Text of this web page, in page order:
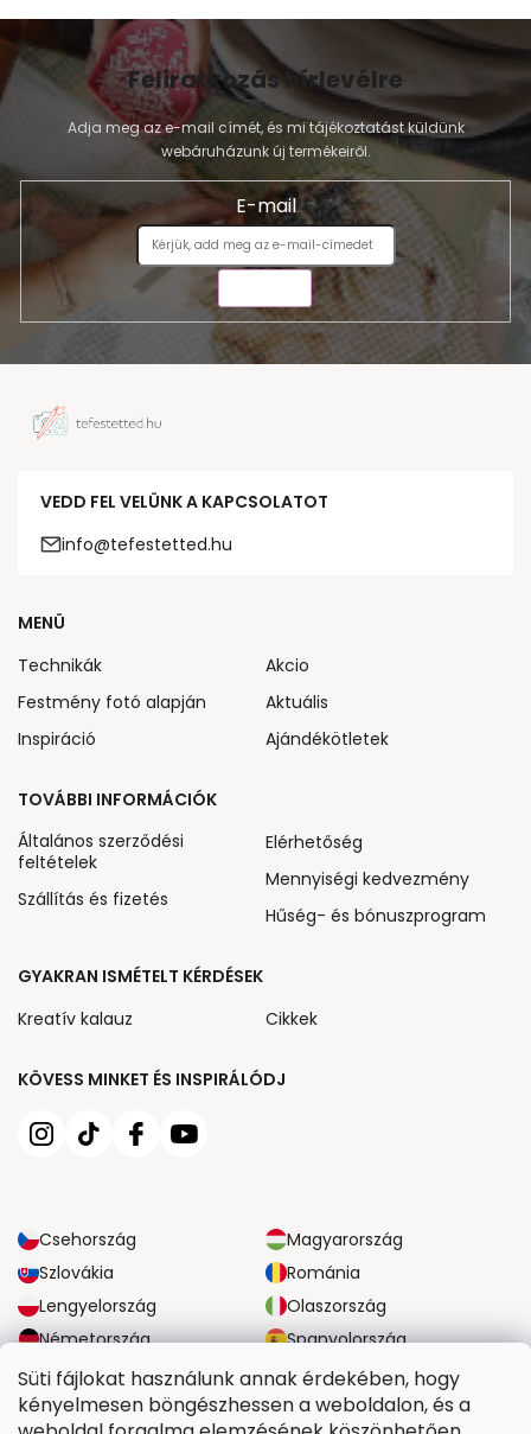
Süti fájlokat használunk annak érdekében, hogy
kényelmesen böngészhessen a weboldalon, és a
Feliratkozás hírlevélre
Adja meg az e-mail címét, és mi tájékoztatást küldünk
webáruházunk új termékeiről.
E-mail
VEDD FEL VELÜNK A KAPCSOLATOT
info@tefestetted.hu
KÖVESS MINKET ÉS INSPIRÁLÓDJ
Csehország
Magyarország
Szlovákia
Románia
Lengyelország
Olaszország
Németország
Spanyolország
Nagy-Britannia
Ausztria
MENÜ
Technikák
Festmény fotó alapján
Inspiráció
Akcio
Aktuális
Ajándékötletek
TOVÁBBI INFORMÁCIÓK
Általános szerződési
feltételek
Szállítás és fizetés
Elérhetőség
Mennyiségi kedvezmény
Hűség- és bónuszprogram
GYAKRAN ISMÉTELT KÉRDÉSEK
Kreatív kalauz
Cikkek